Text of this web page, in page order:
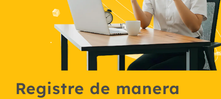
Registre de manera